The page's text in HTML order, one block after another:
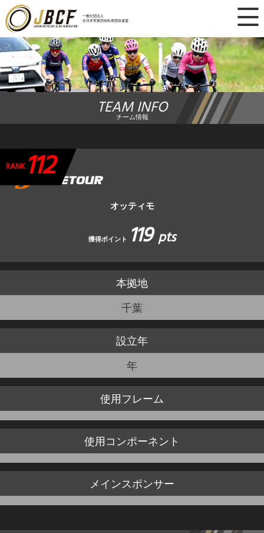
一般社団法人
全日本実業団自転車競技連盟
×
ニュース
レース日程
ランキング
競技ガイド
加盟・登録
エントリー
JBCF ROAD SERIESとは
TEAM INFO
チーム情報
オッティモ
獲得ポイント 119pts
RANK 112
本拠地
千葉
設立年
年
使用フレーム
使用コンポーネント
メインスポンサー